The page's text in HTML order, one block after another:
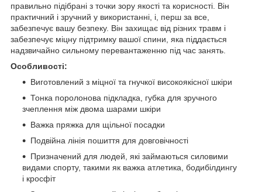
правильно підібрані з точки зору якості та корисності. Він
практичний і зручний у використанні, і, перш за все,
забезпечує вашу безпеку. Він захищає від різних травм і
забезпечує міцну підтримку вашої спини, яка піддається
надзвичайно сильному перевантаженню під час занять.
Особливості:
Виготовлений з міцної та гнучкої високоякісної шкіри
Тонка поролонова підкладка, губка для зручного
зчеплення між двома шарами шкіри
Важка пряжка для щільної посадки
Подвійна лінія пошиття для довговічності
Призначений для людей, які займаються силовими
видами спорту, такими як важка атлетика, бодибілдингу
і кросфіт